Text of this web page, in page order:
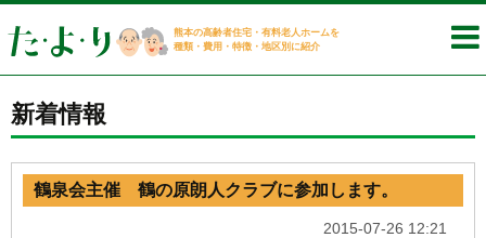
熊本の高齢者住宅・有料老人ホームを
種類・費用・特徴・地区別に紹介
新着情報
鶴泉会主催 鶴の原朗人クラブに参加します。
2015-07-26 12:21